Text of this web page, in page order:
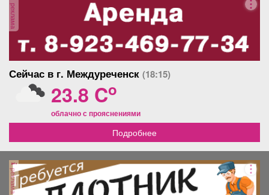
реклама
Сейчас в г. Междуреченск (18:15)
23.8 Co
облачно с прояснениями
Подробнее
реклама